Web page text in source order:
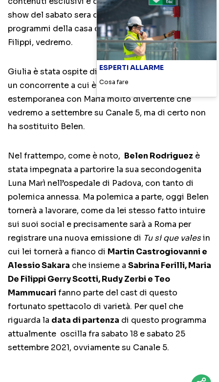
show del sabato sera di Canale 5 o di altri
programmi della casa di produzione di Maria De
Filippi, vedremo.
Giulia è stata ospite di Tu si que vales ballando con
un concorrente a cui è seguita una performance
estemporanea con Maria molto divertente che
vedremo a settembre su Canale 5, ma di certo non
ha sostituito Belen.
Nel frattempo, come è noto, Belen Rodriguez è
stata impegnata a partorire la sua secondogenita
Luna Marì nell’ospedale di Padova, con tanto di
polemica annessa. Ma polemica a parte, oggi Belen
tornerà a lavorare, come da lei stesso fatto intuire
sui suoi social e precisamente sarà a Roma per
registrare una nuova emissione di Tu si que valesin
cui lei tornerà a fianco di Martin Castrogiovanni e
Alessio Sakara che insieme a Sabrina Ferilli, Maria
De Filippi Gerry Scotti, Rudy Zerbi e Teo
Mammucari fanno parte del cast di questo
fortunato spettacolo di varietà. Per quel che
riguarda la data di partenza di questo programma
attualmente oscilla fra sabato 18 e sabato 25
settembre 2021, ovviamente su Canale 5.
ESPERTI ALLARME
Cosa fare